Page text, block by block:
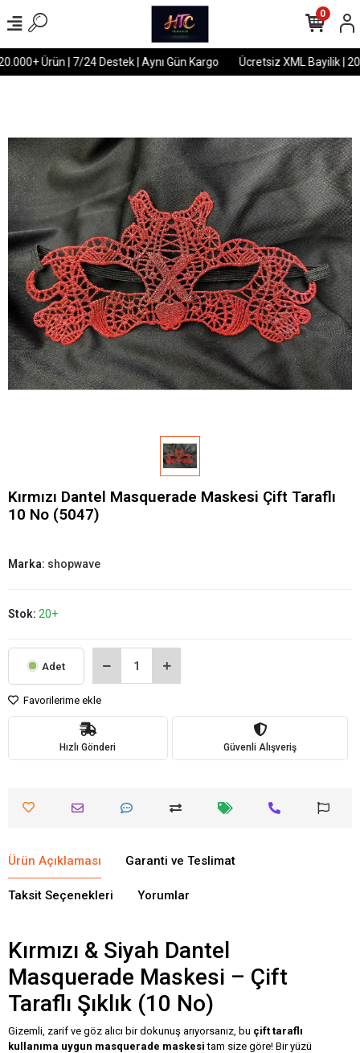
Ürün | 7/24 Destek | Aynı Gün Kargo Ücretsiz XML Bayilik |
0
Kırmızı Dantel Masquerade Maskesi Çift Taraflı
10 No (5047)
Marka: shopwave
Stok: 20+
Adet
Favorilerime ekle
Hızlı Gönderi Güvenli Alışveriş
Ürün Açıklaması Garanti ve Teslimat
Taksit Seçenekleri Yorumlar
Kırmızı & Siyah Dantel
Masquerade Maskesi – Çift
Taraflı Şıklık (10 No)
Gizemli, zarif ve göz alıcı bir dokunuş arıyorsanız, bu çift taraflı
kullanıma uygun masquerade maskesi tam size göre! Bir yüzü